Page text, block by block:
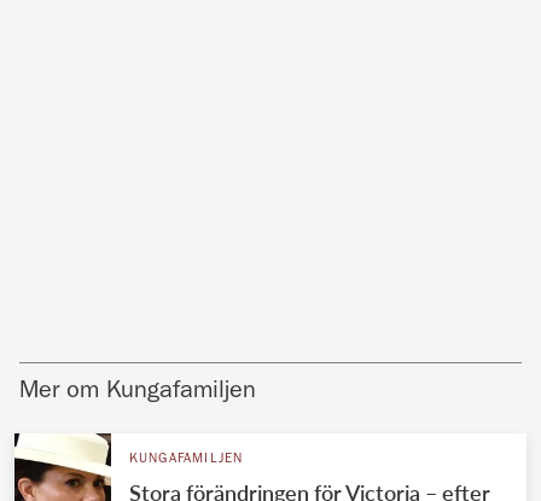
Mer om Kungafamiljen
KUNGAFAMILJEN
Stora förändringen för Victoria – efter